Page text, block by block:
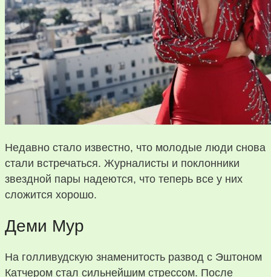
Недавно стало известно, что молодые люди снова
стали встречаться. Журналисты и поклонники
звездной пары надеются, что теперь все у них
сложится хорошо.
Деми Мур
На голливудскую знаменитость развод с Эштоном
Катчером стал сильнейшим стрессом. После